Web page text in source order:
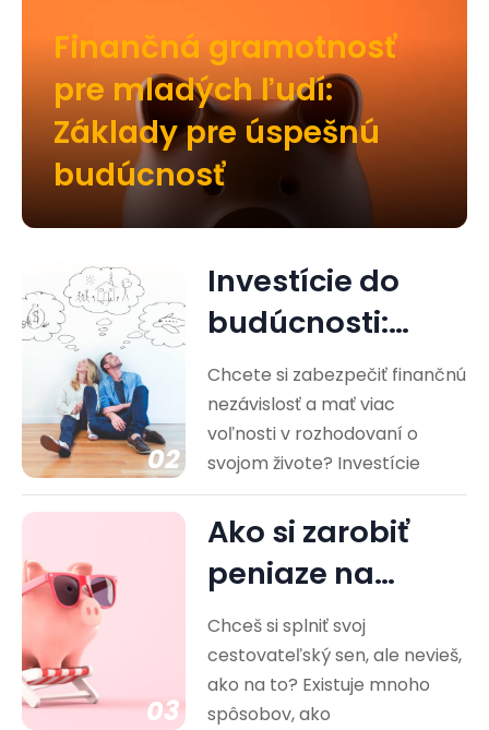
Finančná gramotnosť
pre mladých ľudí:
Základy pre úspešnú
budúcnosť
02
Investície do
budúcnosti:
Cesta k
finančnej
nezávislosti
Chcete si zabezpečiť finančnú
nezávislosť a mať viac
voľnosti v rozhodovaní o
svojom živote? Investície
03
Ako si zarobiť
peniaze na
cestovanie?
Praktické rady
Chceš si splniť svoj
cestovateľský sen, ale nevieš,
ako na to? Existuje mnoho
spôsobov, ako